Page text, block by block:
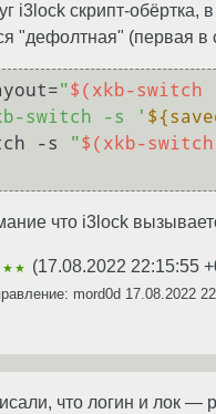
i3lock скрипт-обёртка,
"дефолтная" (первая в
"$(xkb-switch
switch -s '
-s
"$(xkb-
что i3lock
(17.08.2022 22:15:55
mord0d 17.08.2022
что логин и лок —